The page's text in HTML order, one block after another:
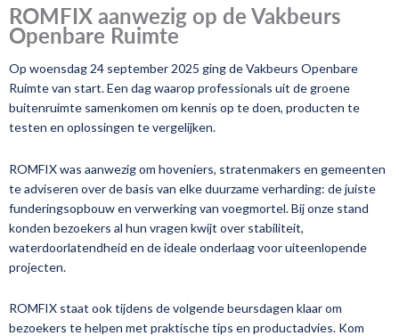
ROMFIX aanwezig op de Vakbeurs
Openbare Ruimte
Op woensdag 24 september 2025 ging de Vakbeurs Openbare
Ruimte van start. Een dag waarop professionals uit de groene
buitenruimte samenkomen om kennis op te doen, producten te
testen en oplossingen te vergelijken.
ROMFIX was aanwezig om hoveniers, stratenmakers en gemeenten
te adviseren over de basis van elke duurzame verharding: de juiste
funderingsopbouw en verwerking van voegmortel. Bij onze stand
konden bezoekers al hun vragen kwijt over stabiliteit,
waterdoorlatendheid en de ideale onderlaag voor uiteenlopende
projecten.
ROMFIX staat ook tijdens de volgende beursdagen klaar om
bezoekers te helpen met praktische tips en productadvies. Kom